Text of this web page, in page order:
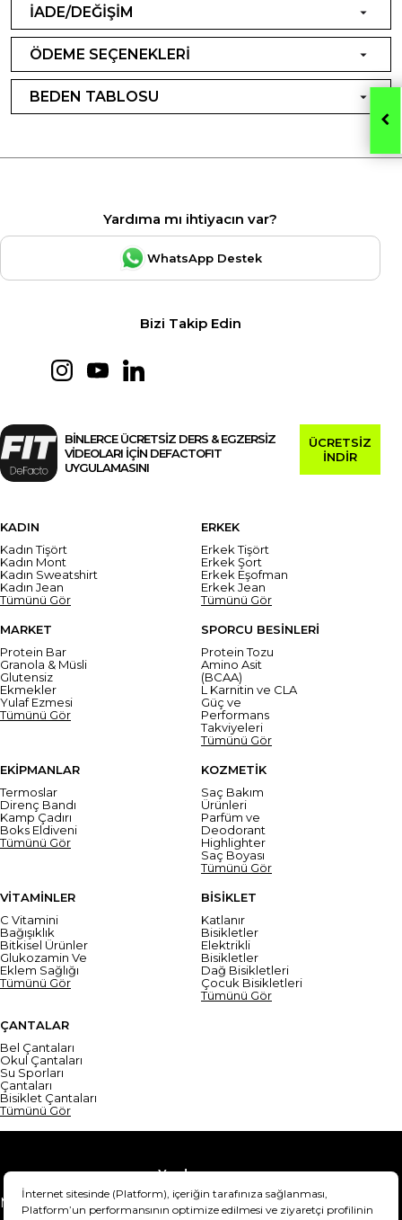
İADE/DEĞİŞİM
ÖDEME SEÇENEKLERİ
BEDEN TABLOSU
Yardıma mı ihtiyacın var?
WhatsApp Destek
Bizi Takip Edin
BİNLERCE ÜCRETSİZ DERS & EGZERSİZ
VİDEOLARI İÇİN DEFACTOFIT
UYGULAMASINI
ÜCRETSİZ
İNDİR
KADIN
Kadın Tişört
Kadın Mont
Kadın Sweatshirt
Kadın Jean
Tümünü Gör
ERKEK
Erkek Tişört
Erkek Şort
Erkek Eşofman
Erkek Jean
Tümünü Gör
MARKET
Protein Bar
Granola & Müsli
Glutensiz
Ekmekler
Yulaf Ezmesi
Tümünü Gör
SPORCU BESİNLERİ
Protein Tozu
Amino Asit
(BCAA)
L Karnitin ve CLA
Güç ve
Performans
Takviyeleri
Tümünü Gör
EKİPMANLAR
Termoslar
Direnç Bandı
Kamp Çadırı
Boks Eldiveni
Tümünü Gör
KOZMETİK
Saç Bakım
Ürünleri
Parfüm ve
Deodorant
Highlighter
Saç Boyası
Tümünü Gör
VİTAMİNLER
C Vitamini
Bağışıklık
Bitkisel Ürünler
Glukozamin Ve
Eklem Sağlığı
Tümünü Gör
BİSİKLET
Katlanır
Bisikletler
Elektrikli
Bisikletler
Dağ Bisikletleri
Çocuk Bisikletleri
Tümünü Gör
ÇANTALAR
Bel Çantaları
Okul Çantaları
Su Sporları
Çantaları
Bisiklet Çantaları
Tümünü Gör
Yardım
Mesafeli Satış Sözleşmesi
Teslimat Bilgisi